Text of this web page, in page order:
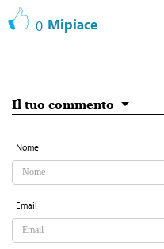
0 Mipiace
Il tuo commento
Nome
Email